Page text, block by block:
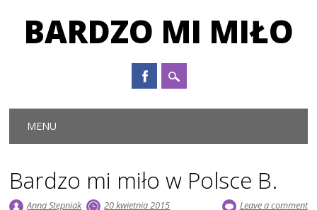
BARDZO MI MIŁO
Main menu
MENU
Bardzo mi miło w Polsce B.
Anna Stępniak 20 kwietnia 2015 Leave a comment